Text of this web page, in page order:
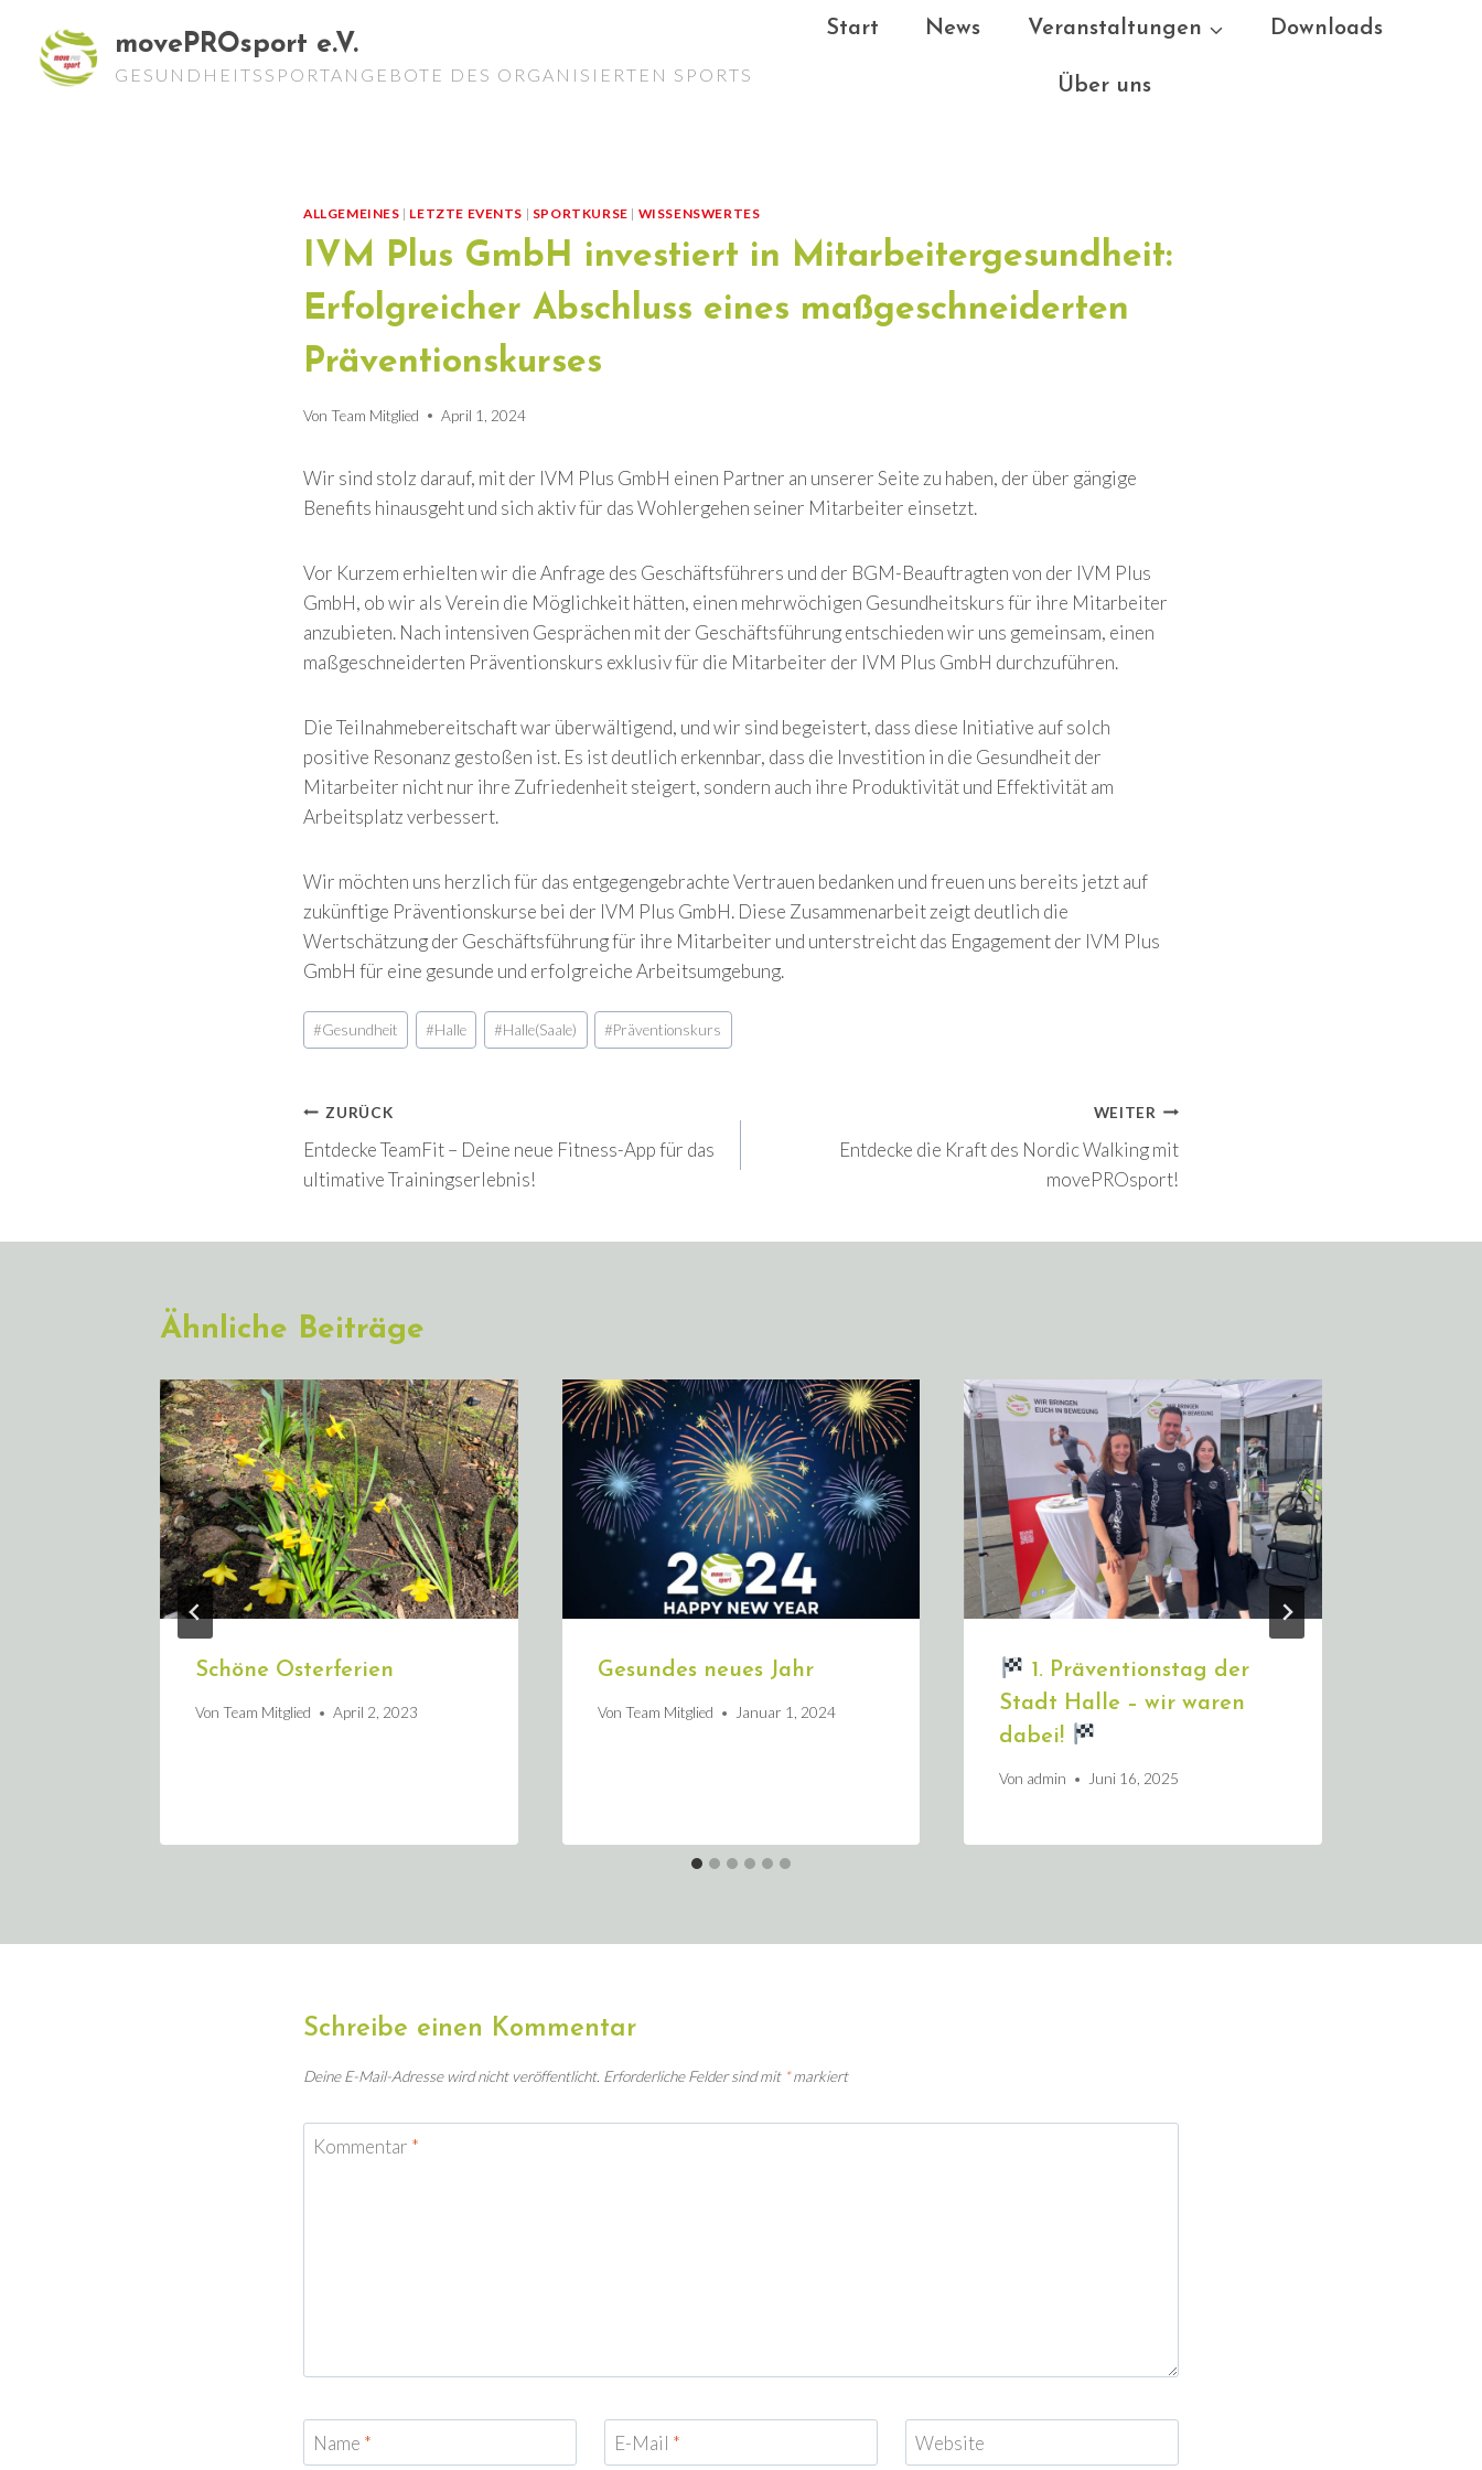
Inhalt
springen
movePROsport e.V.
GESUNDHEITSSPORTANGEBOTE DES ORGANISIERTEN SPORTS
Start News Veranstaltungen Downloads
Über uns
ALLGEMEINES | LETZTE EVENTS | SPORTKURSE | WISSENSWERTES
IVM Plus GmbH investiert in Mitarbeitergesundheit:
Erfolgreicher Abschluss eines maßgeschneiderten
Präventionskurses
Von Team Mitglied April 1, 2024
Wir sind stolz darauf, mit der IVM Plus GmbH einen Partner an unserer Seite zu haben, der über gängige
Benefits hinausgeht und sich aktiv für das Wohlergehen seiner Mitarbeiter einsetzt.
Vor Kurzem erhielten wir die Anfrage des Geschäftsführers und der BGM-Beauftragten von der IVM Plus
GmbH, ob wir als Verein die Möglichkeit hätten, einen mehrwöchigen Gesundheitskurs für ihre Mitarbeiter
anzubieten. Nach intensiven Gesprächen mit der Geschäftsführung entschieden wir uns gemeinsam, einen
maßgeschneiderten Präventionskurs exklusiv für die Mitarbeiter der IVM Plus GmbH durchzuführen.
Die Teilnahmebereitschaft war überwältigend, und wir sind begeistert, dass diese Initiative auf solch
positive Resonanz gestoßen ist. Es ist deutlich erkennbar, dass die Investition in die Gesundheit der
Mitarbeiter nicht nur ihre Zufriedenheit steigert, sondern auch ihre Produktivität und Effektivität am
Arbeitsplatz verbessert.
Wir möchten uns herzlich für das entgegengebrachte Vertrauen bedanken und freuen uns bereits jetzt auf
zukünftige Präventionskurse bei der IVM Plus GmbH. Diese Zusammenarbeit zeigt deutlich die
Wertschätzung der Geschäftsführung für ihre Mitarbeiter und unterstreicht das Engagement der IVM Plus
GmbH für eine gesunde und erfolgreiche Arbeitsumgebung.
Schlagworte:
#Gesundheit #Halle #Halle(Saale) #Präventionskurs
Beitragsnavigation
ZURÜCK
Entdecke TeamFit – Deine neue Fitness-App für das
ultimative Trainingserlebnis!
WEITER
Entdecke die Kraft des Nordic Walking mit
movePROsport!
Ähnliche Beiträge
Schöne Osterferien
Von Team Mitglied April 2, 2023
Gesundes neues Jahr
Von Team Mitglied Januar 1, 2024
1. Präventionstag der
Stadt Halle – wir waren
dabei!
Von admin Juni 16, 2025
Schreibe einen Kommentar
Deine E-Mail-Adresse wird nicht veröffentlicht. Erforderliche Felder sind mit *markiert
Kommentar *
Name * E-Mail * Website